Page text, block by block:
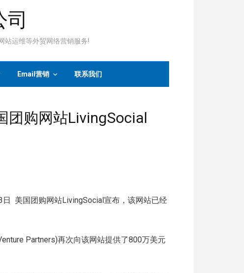
司
站运维等外贸网络营销服务!
Email营销 联系我们
团购网站LivingSocial
美国团购网站LivingSocial宣布，该网站已经
Partners)再次向该网站提供了800万美元